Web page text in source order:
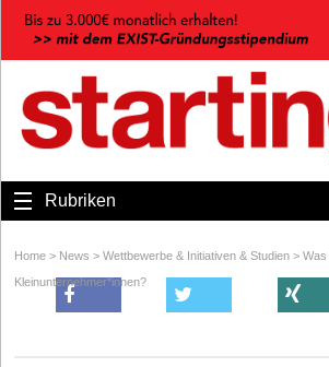
Rubriken
Home > News > Wettbewerbe & Initiativen & Studien > Was
Kleinunternehmer*innen?